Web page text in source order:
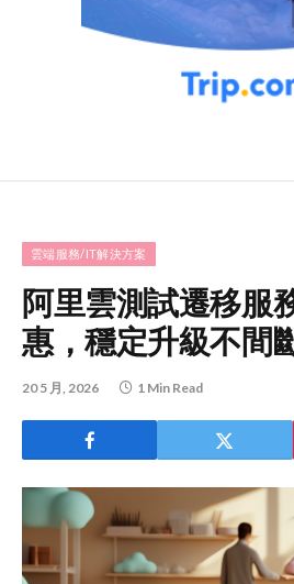
雲端服務/IT解決方案
阿里雲測試遷移服
惠，穩定升級不間
20 5 月, 2026 1 Min Read